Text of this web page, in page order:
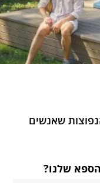
שאנשים
שלנו?